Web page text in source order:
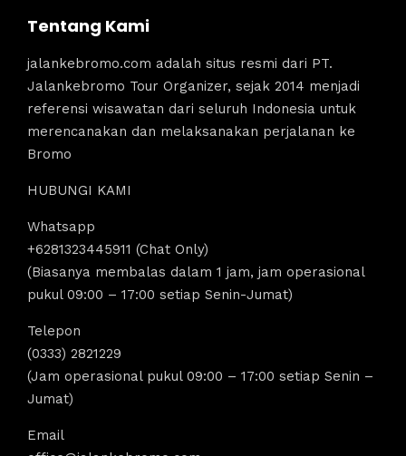
Tentang Kami
jalankebromo.com adalah situs resmi dari PT.
Jalankebromo Tour Organizer, sejak 2014 menjadi
referensi wisawatan dari seluruh Indonesia untuk
merencanakan dan melaksanakan perjalanan ke
Bromo
HUBUNGI KAMI
Whatsapp
+6281323445911 (Chat Only)
(Biasanya membalas dalam 1 jam, jam operasional
pukul 09:00 – 17:00 setiap Senin-Jumat)
Telepon
(0333) 2821229
(Jam operasional pukul 09:00 – 17:00 setiap Senin –
Jumat)
Email